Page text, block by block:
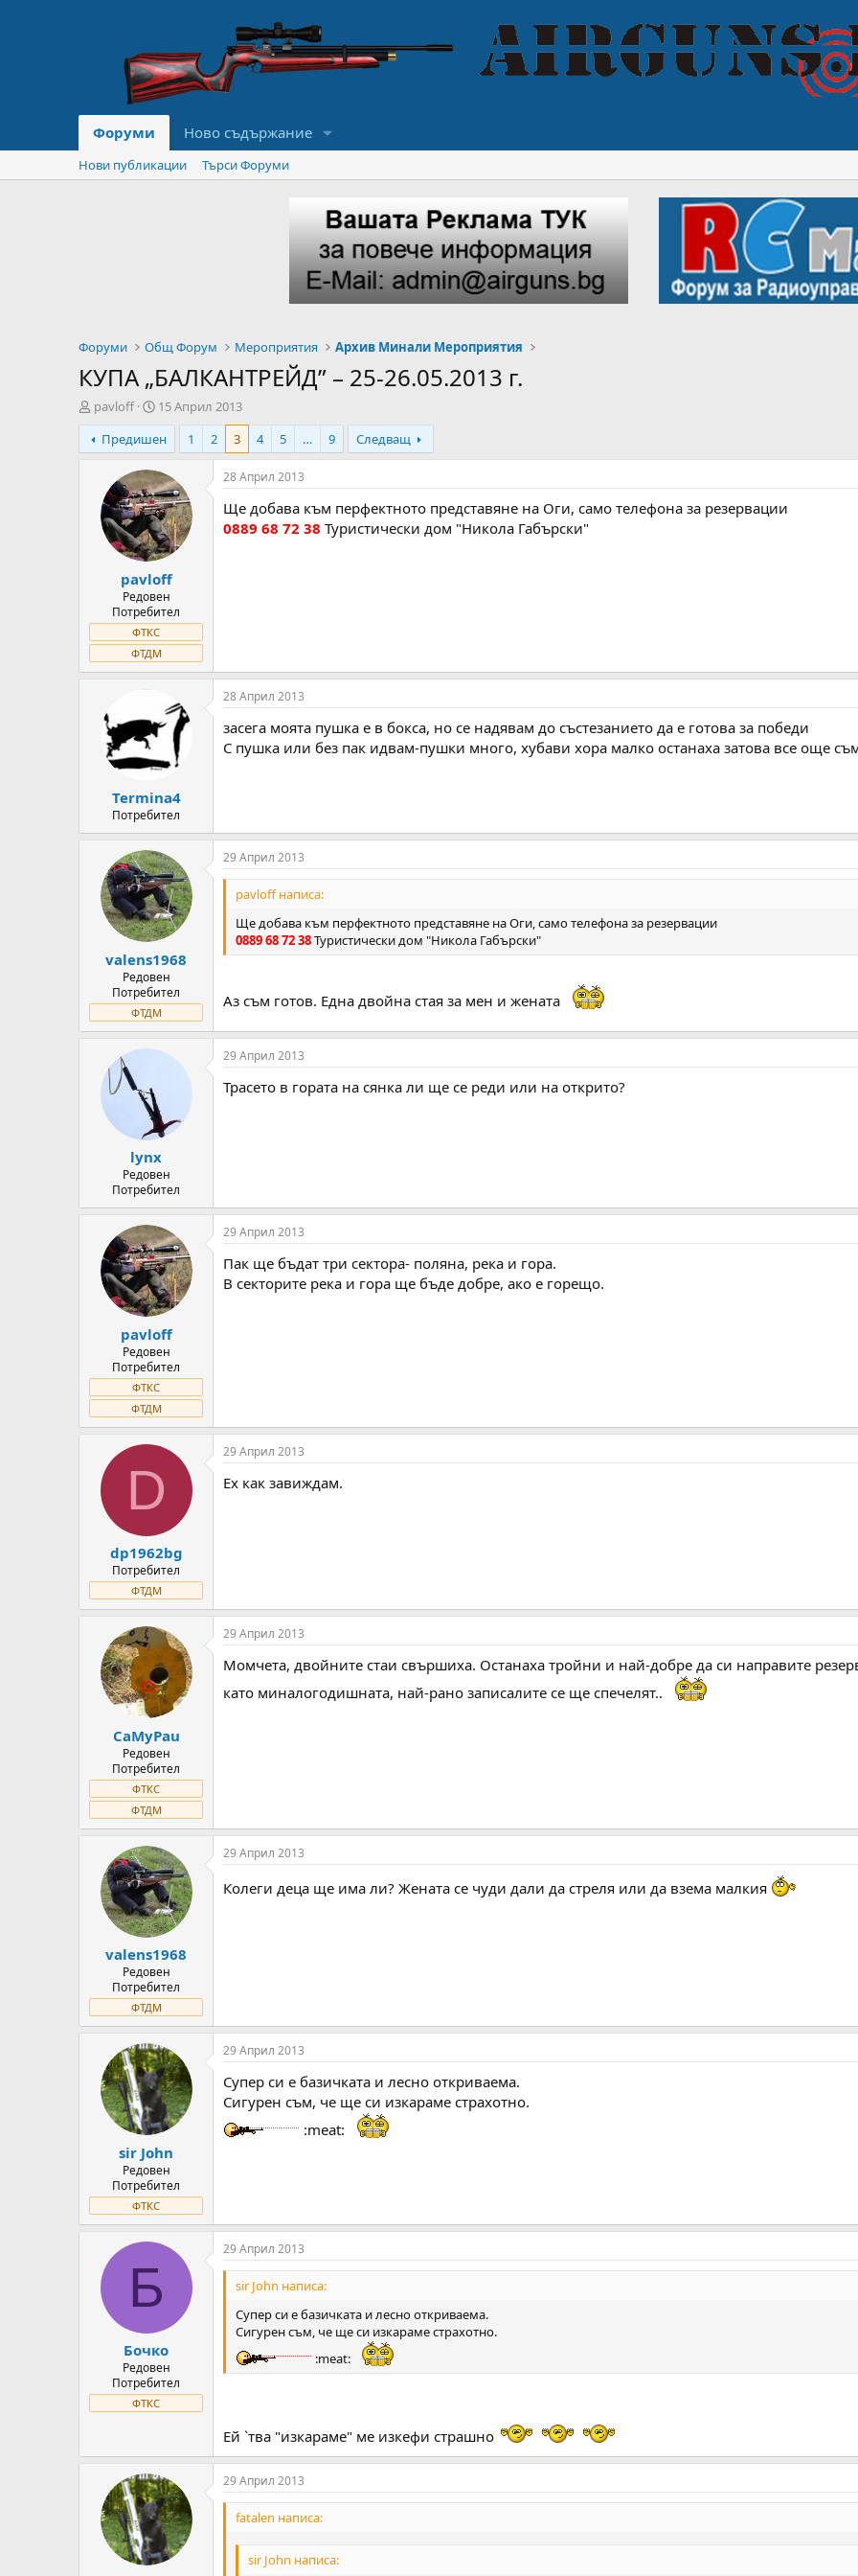
Форуми Ново съдържание
Нови публикации Търси Форуми
Форуми Общ Форум Мероприятия Архив Минали Мероприятия
КУПА „БАЛКАНТРЕЙД” – 25-26.05.2013 г.
А
в
т
о
pavloff
Н
а
ч
а
л
н
а
Д
а
т
а
15 Април 2013
Предишен
1 2 3 4 5 … 9 Следващ
pavloff
Редовен
Потребител
ФТКС
ФТДМ
28 Април 2013
Ще добава към перфектното представяне на Оги, само телефона за резервации
0889 68 72 38 Туристически дом "Никола Габърски"
Termina4
Потребител
28 Април 2013
засега моята пушка е в бокса, но се надявам до състезанието да е готова за победи
C пушка или без пак идвам-пушки много, хубави хора малко останаха затова все още
valens1968
Редовен
Потребител
ФТДМ
29 Април 2013
pavloff написа:
Ще добава към перфектното представяне на Оги, само телефона за резервации
0889 68 72 38Туристически дом "Никола Габърски"
Аз съм готов. Една двойна стая за мен и жената
lynx
Редовен
Потребител
29 Април 2013
Трасето в гората на сянка ли ще се реди или на открито?
pavloff
Редовен
Потребител
ФТКС
ФТДМ
29 Април 2013
Пак ще бъдат три сектора- поляна, река и гора.
В секторите река и гора ще бъде добре, ако е горещо.
D
dp1962bg
Потребител
ФТДМ
29 Април 2013
Ех как завиждам.
CaMyPau
Редовен
Потребител
ФТКС
ФТДМ
29 Април 2013
Момчета, двойните стаи свършиха. Останаха тройни и най-добре да си направите
като миналогодишната, най-рано записалите се ще спечелят..
valens1968
Редовен
Потребител
ФТДМ
29 Април 2013
Колеги деца ще има ли? Жената се чуди дали да стреля или да взема малкия
sir John
Редовен
Потребител
ФТКС
29 Април 2013
Супер си е базичката и лесно откриваема.
Сигурен съм, че ще си изкараме страхотно.
:meat:
Б
Бочко
Редовен
Потребител
ФТКС
29 Април 2013
sir John написа:
Супер си е базичката и лесно откриваема.
Сигурен съм, че ще си изкараме страхотно.
:meat:
Ей `тва "изкараме" ме изкефи страшно
29 Април 2013
fatalen написа:
sir John написа: